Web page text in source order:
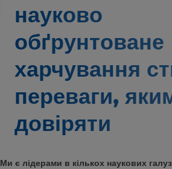
науково
обґрунтоване
харчування
переваги,
довіряти
Ми є лідерами в кількох наукових